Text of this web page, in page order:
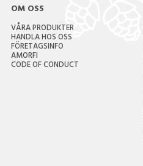
OM OSS
VÅRA PRODUKTER
HANDLA HOS OSS
FÖRETAGSINFO
AMORFI
CODE OF CONDUCT